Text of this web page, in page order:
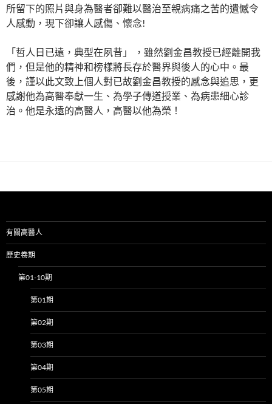
所留下的照片與身為醫者卻難以醫治至親病痛之苦的遺憾令
人感動，現下卻讓人感傷、懷念!
「哲人日已遠，典型在夙昔」 ，雖然劉金昌教授已經離開我
們，但是他的精神和榜樣將長存於醫界與後人的心中。最
後，謹以此文致上個人對已故劉金昌教授的感念與追思，更
感謝他為高醫奉獻一生、為學子傳道授業、為病患細心診
治。他是永遠的高醫人，高醫以他為榮！
有關高醫人
歷史卷期
第01-10期
第01期
第02期
第03期
第04期
第05期